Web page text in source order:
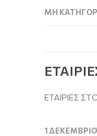
ΜΗ
ΕΤΑΙΡΙΕΣ
1